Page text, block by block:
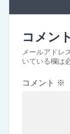
コメン
メールアドレ
いている欄は
コメント ※